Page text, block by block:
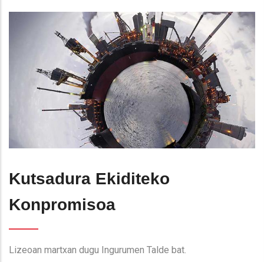
Kutsadura Ekiditeko
Konpromisoa
Lizeoan martxan dugu Ingurumen Talde bat.